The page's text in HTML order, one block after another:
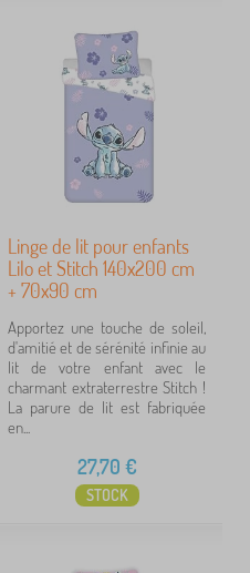
Linge de lit pour enfants
Lilo et Stitch 140x200 cm
+ 70x90 cm
Apportez une touche de soleil,
d'amitié et de sérénité infinie au
lit de votre enfant avec le
charmant extraterrestre Stitch !
La parure de lit est fabriquée
en...
27,70 €
STOCK